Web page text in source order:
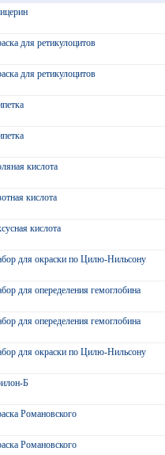
для ретикулоцитов
для ретикулоцитов
кислота
кислота
кислота
для окраски по Цилю-Нильсону
для опеределения гемоглобина
для опеределения гемоглобина
для окраски по Цилю-Нильсону
Б
Романовского
Романовского